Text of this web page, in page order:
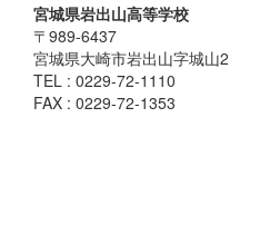
宮城県岩出山高等学校
〒989-6437
宮城県大崎市岩出山字城山2
TEL : 0229-72-1110
FAX : 0229-72-1353